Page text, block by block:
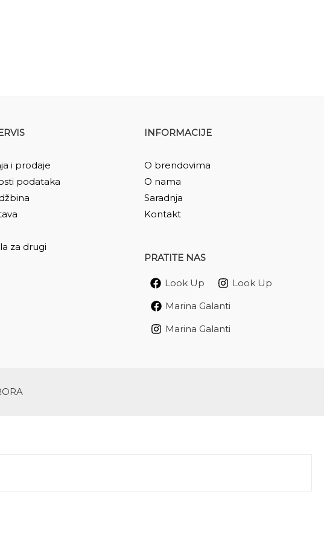
i prodaje
podataka
za drugi
INFORMACIJE
O brendovima
O nama
Saradnja
Kontakt
PRATITE NAS
Look Up
Look Up
Marina Galanti
Marina Galanti